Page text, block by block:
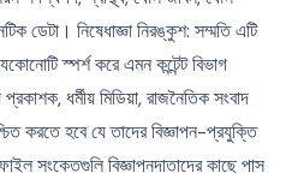
ডেটা। নিষেধাজ্ঞা নিরঙ্কুশ: সম্মতি এটি
স্পর্শ করে এমন কন্টেন্ট বিভাগ
ধর্মীয় মিডিয়া, রাজনৈতিক সংবাদ
করতে হবে যে তাদের বিজ্ঞাপন-প্রযুক্তি
সংকেতগুলি বিজ্ঞাপনদাতাদের কাছে পাস